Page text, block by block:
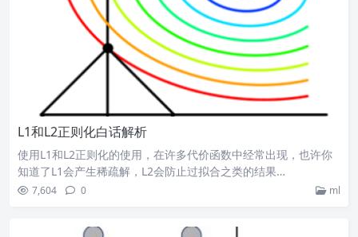
L1和L2正则化白话解析
使用L1和L2正则化的使用，在许多代价函数中经常出现，也许你
知道了L1会产生稀疏解，L2会防止过拟合之类的结果…
7,604 0 ml